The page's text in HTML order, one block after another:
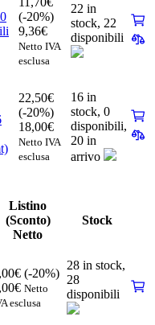
(-20%)
9,36€
Netto IVA
esclusa
22 in
stock, 22
disponibili
22,50€
(-20%)
18,00€
Netto IVA
esclusa
16 in
stock, 0
disponibili,
20 in
arrivo
Listino
(Sconto)
Netto
Stock
€ (-20%)
€ Netto
esclusa
28 in stock,
28
disponibili